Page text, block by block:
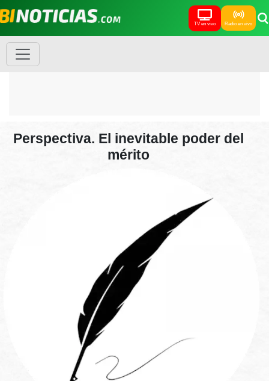
TV en vivo Radio en vivo
Perspectiva. El inevitable poder del
mérito